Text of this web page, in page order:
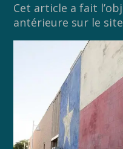
Cet article a fait
antérieure sur le